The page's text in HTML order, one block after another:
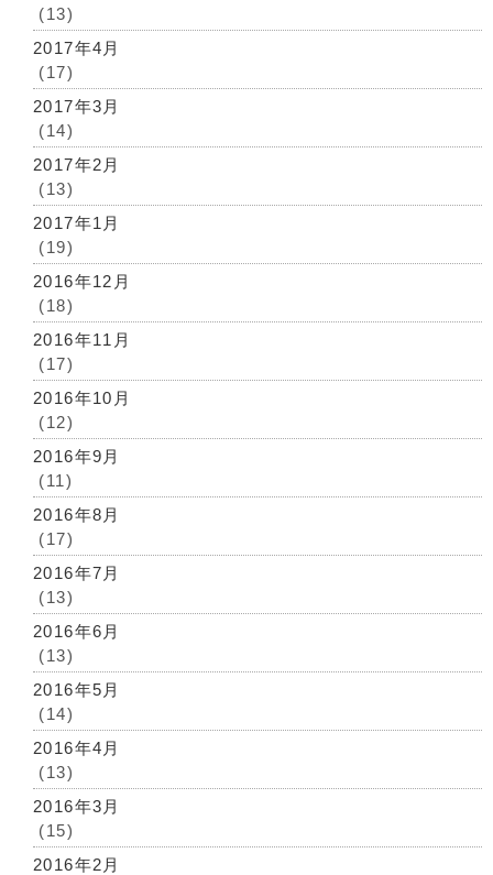
(13)
2017年4月
(17)
2017年3月
(14)
2017年2月
(13)
2017年1月
(19)
2016年12月
(18)
2016年11月
(17)
2016年10月
(12)
2016年9月
(11)
2016年8月
(17)
2016年7月
(13)
2016年6月
(13)
2016年5月
(14)
2016年4月
(13)
2016年3月
(15)
2016年2月